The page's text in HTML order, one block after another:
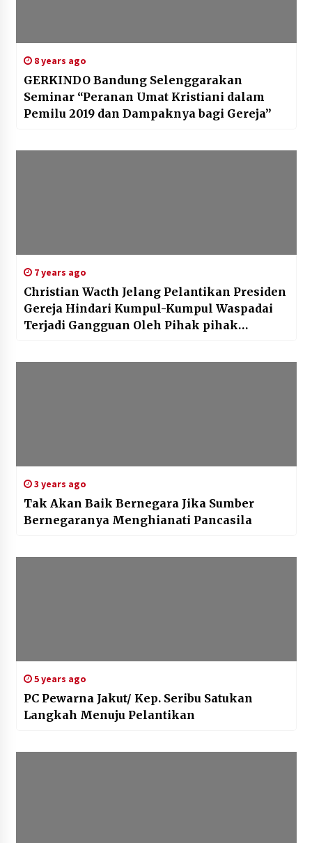
8 years ago
GERKINDO Bandung Selenggarakan
Seminar “Peranan Umat Kristiani dalam
Pemilu 2019 dan Dampaknya bagi Gereja”
7 years ago
Christian Wacth Jelang Pelantikan Presiden
Gereja Hindari Kumpul-Kumpul Waspadai
Terjadi Gangguan Oleh Pihak pihak
3 years ago
Tak Akan Baik Bernegara Jika Sumber
Bernegaranya Menghianati Pancasila
5 years ago
PC Pewarna Jakut/ Kep. Seribu Satukan
Langkah Menuju Pelantikan